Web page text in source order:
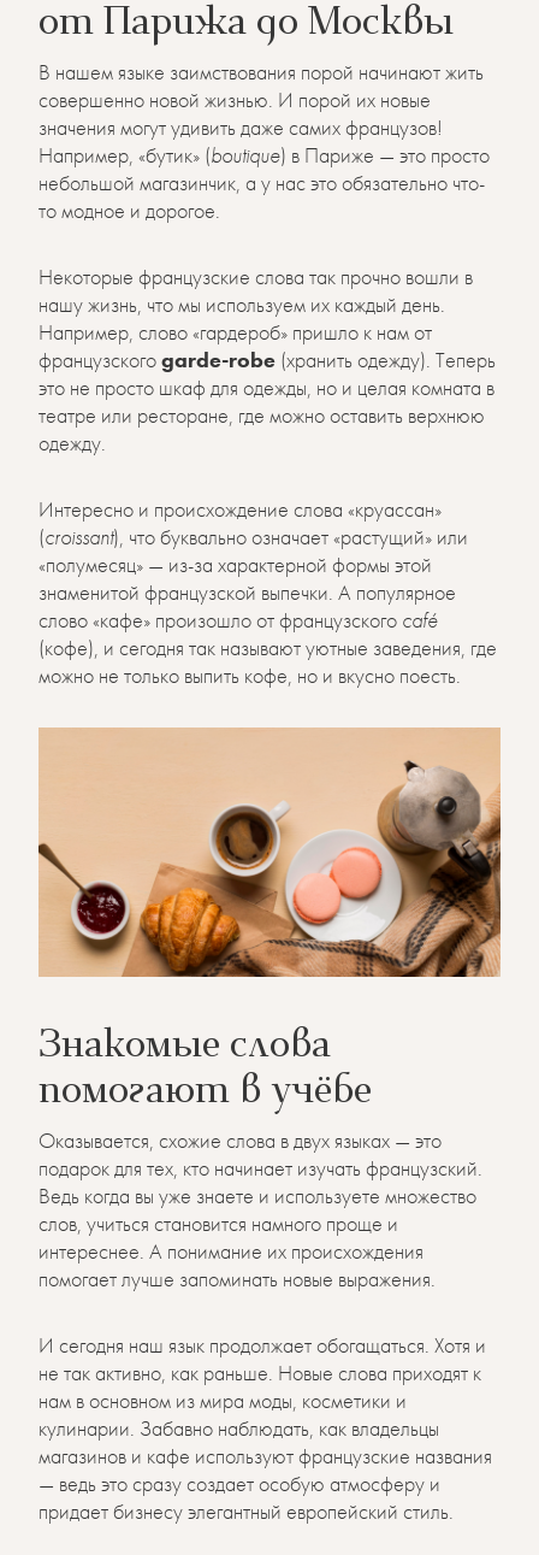
от Парижа до Москвы
В нашем языке заимствования порой начинают жить
совершенно новой жизнью. И порой их новые
значения могут удивить даже самих французов!
Например, «бутик» (boutique) в Париже — это просто
небольшой магазинчик, а у нас это обязательно что-
то модное и дорогое.
Некоторые французские слова так прочно вошли в
нашу жизнь, что мы используем их каждый день.
Например, слово «гардероб» пришло к нам от
французскогоgarde-robe (хранить одежду). Теперь
это не просто шкаф для одежды, но и целая комната в
театре или ресторане, где можно оставить верхнюю
одежду.
Интересно и происхождение слова «круассан»
(croissant), что буквально означает «растущий» или
«полумесяц» — из-за характерной формы этой
знаменитой французской выпечки. А популярное
слово «кафе» произошло от французского café
(кофе), и сегодня так называют уютные заведения, где
можно не только выпить кофе, но и вкусно поесть.
Знакомые слова
помогают в учёбе
Оказывается, схожие слова в двух языках — это
подарок для тех, кто начинает изучать французский.
Ведь когда вы уже знаете и используете множество
слов, учиться становится намного проще и
интереснее. А понимание их происхождения
помогает лучше запоминать новые выражения.
И сегодня наш язык продолжает обогащаться. Хотя и
не так активно, как раньше. Новые слова приходят к
нам в основном из мира моды, косметики и
кулинарии. Забавно наблюдать, как владельцы
магазинов и кафе используют французские названия
— ведь это сразу создает особую атмосферу и
придает бизнесу элегантный европейский стиль.